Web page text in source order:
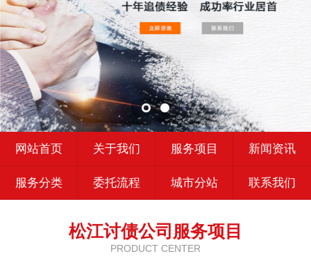
网站首页 关于我们 服务项目 新闻资讯
服务分类 委托流程 城市分站 联系我们
松江讨债公司服务项目
PRODUCT CENTER